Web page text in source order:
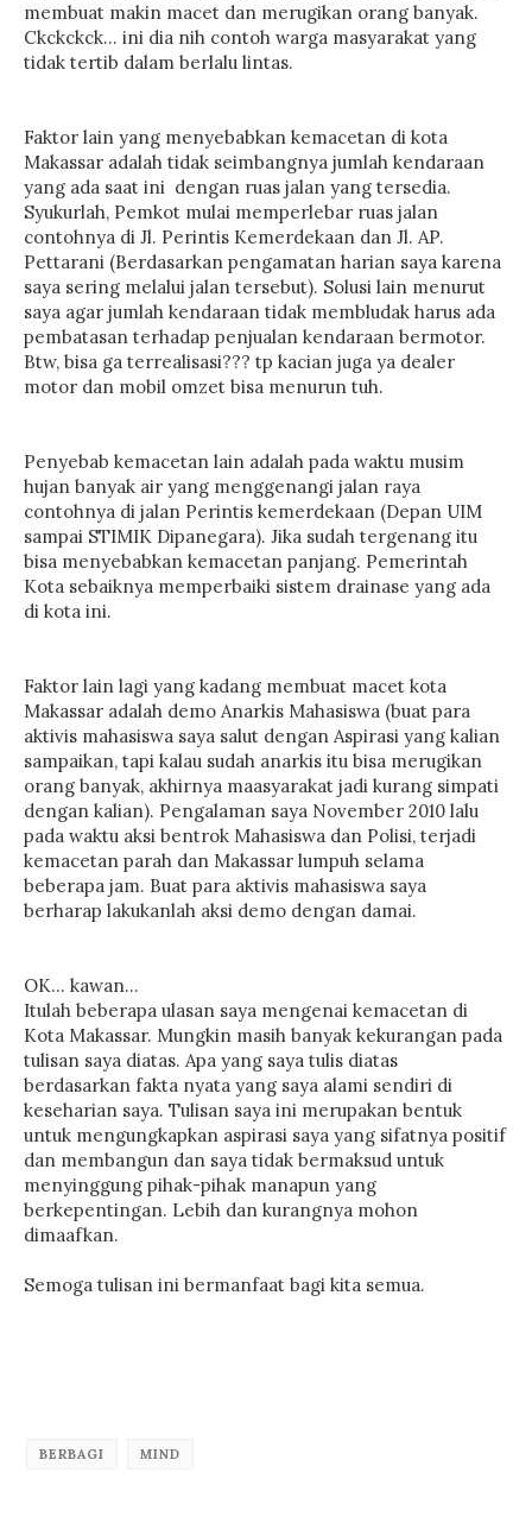
membuat makin macet dan merugikan orang banyak.
Ckckckck... ini dia nih contoh warga masyarakat yang
tidak tertib dalam berlalu lintas.
Faktor lain yang menyebabkan kemacetan di kota
Makassar adalah tidak seimbangnya jumlah kendaraan
yang ada saat ini dengan ruas jalan yang tersedia.
Syukurlah, Pemkot mulai memperlebar ruas jalan
contohnya di Jl. Perintis Kemerdekaan dan Jl. AP.
Pettarani (Berdasarkan pengamatan harian saya karena
saya sering melalui jalan tersebut). Solusi lain menurut
saya agar jumlah kendaraan tidak membludak harus ada
pembatasan terhadap penjualan kendaraan bermotor.
Btw, bisa ga terrealisasi??? tp kacian juga ya dealer
motor dan mobil omzet bisa menurun tuh.
Penyebab kemacetan lain adalah pada waktu musim
hujan banyak air yang menggenangi jalan raya
contohnya di jalan Perintis kemerdekaan (Depan UIM
sampai STIMIK Dipanegara). Jika sudah tergenang itu
bisa menyebabkan kemacetan panjang. Pemerintah
Kota sebaiknya memperbaiki sistem drainase yang ada
di kota ini.
Faktor lain lagi yang kadang membuat macet kota
Makassar adalah demo Anarkis Mahasiswa (buat para
aktivis mahasiswa saya salut dengan Aspirasi yang kalian
sampaikan, tapi kalau sudah anarkis itu bisa merugikan
orang banyak, akhirnya maasyarakat jadi kurang simpati
dengan kalian). Pengalaman saya November 2010 lalu
pada waktu aksi bentrok Mahasiswa dan Polisi, terjadi
kemacetan parah dan Makassar lumpuh selama
beberapa jam. Buat para aktivis mahasiswa saya
berharap lakukanlah aksi demo dengan damai.
OK... kawan...
Itulah beberapa ulasan saya mengenai kemacetan di
Kota Makassar. Mungkin masih banyak kekurangan pada
tulisan saya diatas. Apa yang saya tulis diatas
berdasarkan fakta nyata yang saya alami sendiri di
keseharian saya. Tulisan saya ini merupakan bentuk
untuk mengungkapkan aspirasi saya yang sifatnya positif
dan membangun dan saya tidak bermaksud untuk
menyinggung pihak-pihak manapun yang
berkepentingan. Lebih dan kurangnya mohon
dimaafkan.
Semoga tulisan ini bermanfaat bagi kita semua.
BERBAGI MIND